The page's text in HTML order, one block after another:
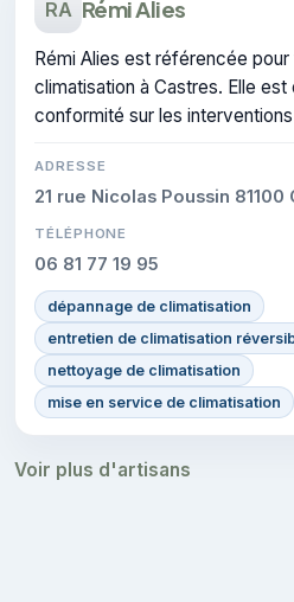
RA Rémi Alies
Rémi Alies est référencée
climatisation à Castres. Elle
conformité sur les
ADRESSE
21 rue Nicolas Poussin 81100
TÉLÉPHONE
06 81 77 19 95
dépannage de climatisation
entretien de climatisation
nettoyage de climatisation
mise en service de climatisation
Voir plus d'artisans